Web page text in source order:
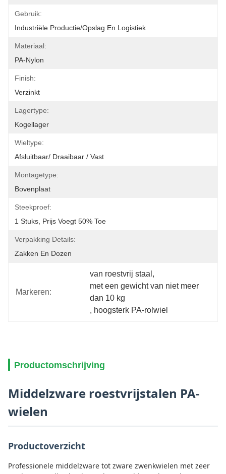
Gebruik:
Industriële Productie/opslag En Logistiek
Materiaal:
PA-Nylon
Finish:
Verzinkt
Lagertype:
Kogellager
Wieltype:
Afsluitbaar/ Draaibaar / Vast
Montagetype:
Bovenplaat
Steekproef:
1 Stuks, Prijs Voegt 50% Toe
Verpakking Details:
Zakken En Dozen
Markeren:
van roestvrij staal ,
met een gewicht van niet meer
dan 10 kg
, hoogsterk PA-rolwiel
Productomschrijving
Middelzware roestvrijstalen PA-
wielen
Productoverzicht
Professionele middelzware tot zware zwenkwielen met zeer